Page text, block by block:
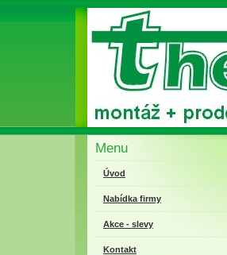
Menu
Úvod
Nabídka firmy
Akce - slevy
Kontakt